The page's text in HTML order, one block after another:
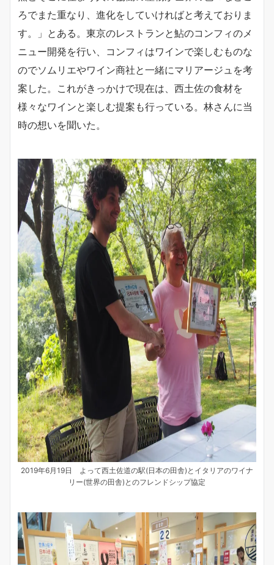
ろでまた重なり、進化をしていければと考えておりま
す。」とある。東京のレストランと鮎のコンフィのメ
ニュー開発を行い、コンフィはワインで楽しむものな
のでソムリエやワイン商社と一緒にマリアージュを考
案した。これがきっかけで現在は、西土佐の食材を
様々なワインと楽しむ提案も行っている。林さんに当
時の想いを聞いた。
2019年6月19日 よって西土佐道の駅(日本の田舎)とイタリアのワイナ
リー(世界の田舎)とのフレンドシップ協定